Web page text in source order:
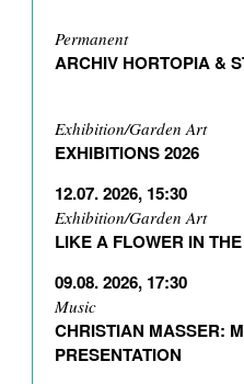
Permanent
ARCHIV HORTOPIA &
Exhibition/Garden Art
EXHIBITIONS 2026
12.07. 2026, 15:30
Exhibition/Garden Art
LIKE A FLOWER IN
09.08. 2026, 17:30
Music
CHRISTIAN MASSER:
PRESENTATION